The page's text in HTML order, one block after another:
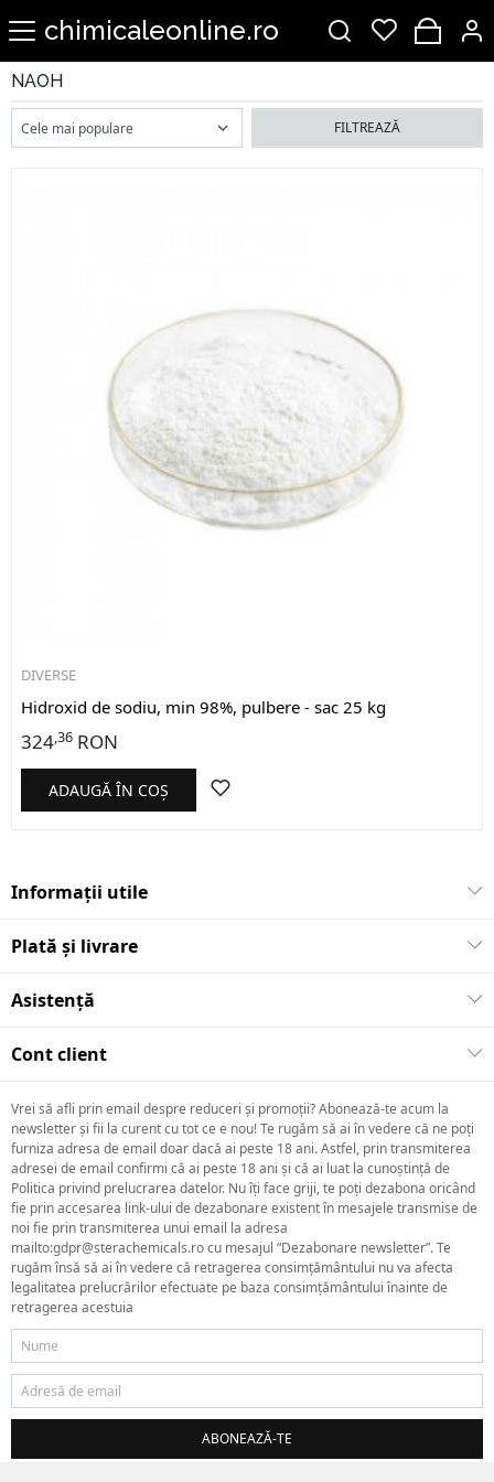
chimicaleonline.ro
NAOH
FILTREAZĂ
Hidroxid de sodiu, min 98%, pulbere - sac 25 kg
DIVERSE
324,36 RON
ADAUGĂ ÎN COȘ
Informații utile
Plată și livrare
Asistență
Cont client
Vrei să afli prin email despre reduceri și promoții? Abonează-te acum la
newsletter și fii la curent cu tot ce e nou! Te rugăm să ai în vedere că ne poți
furniza adresa de email doar dacă ai peste 18 ani. Astfel, prin transmiterea
adresei de email confirmi că ai peste 18 ani și că ai luat la cunoștință de
Politica privind prelucrarea datelor. Nu îți face griji, te poți dezabona oricând
fie prin accesarea link-ului de dezabonare existent în mesajele transmise de
noi fie prin transmiterea unui email la adresa
mailto:gdpr@sterachemicals.ro cu mesajul “Dezabonare newsletter”. Te
rugăm însă să ai în vedere că retragerea consimțământului nu va afecta
legalitatea prelucrărilor efectuate pe baza consimțământului înainte de
retragerea acestuia
ABONEAZĂ-TE